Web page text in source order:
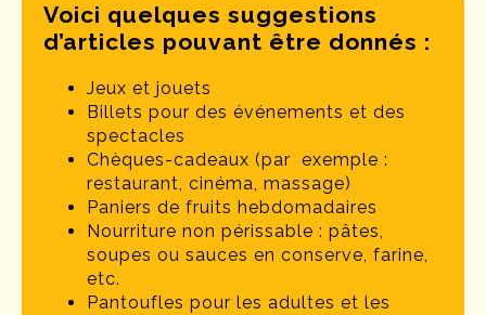
Voici quelques suggestions
d’articles pouvant être donnés :
Jeux et jouets
Billets pour des événements et des
spectacles
Chèques-cadeaux (par exemple :
restaurant, cinéma, massage)
Paniers de fruits hebdomadaires
Nourriture non périssable : pâtes,
soupes ou sauces en conserve, farine,
etc.
Pantoufles pour les adultes et les